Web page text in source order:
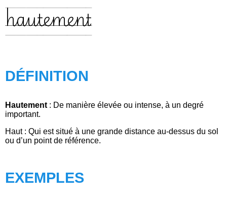
hautement
DÉFINITION
Hautement : De manière élevée ou intense, à un degré
important.
Haut : Qui est situé à une grande distance au-dessus du sol
ou d’un point de référence.
EXEMPLES